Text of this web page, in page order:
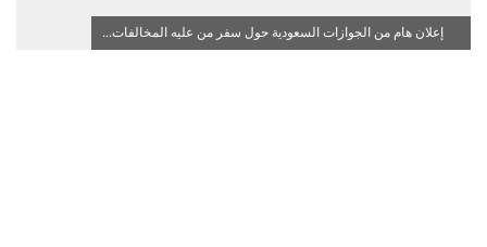
إعلان هام من الجوازات السعودية حول سفر من عليه المخالفات...